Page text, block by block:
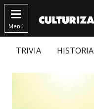

Menú
TRIVIA HISTORIA